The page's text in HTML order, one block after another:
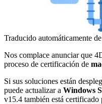
Traducido automáticamente
Nos complace anunciar que
proceso de certificación de
Si sus soluciones están
puede actualizar a Windows
v15.4 también está certificado